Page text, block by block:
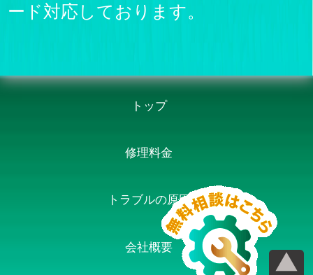
ード対応しております。
トップ
修理料金
トラブルの原因
会社概要